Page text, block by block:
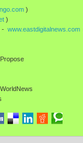
)
)
- www.eastdigitalnews.com